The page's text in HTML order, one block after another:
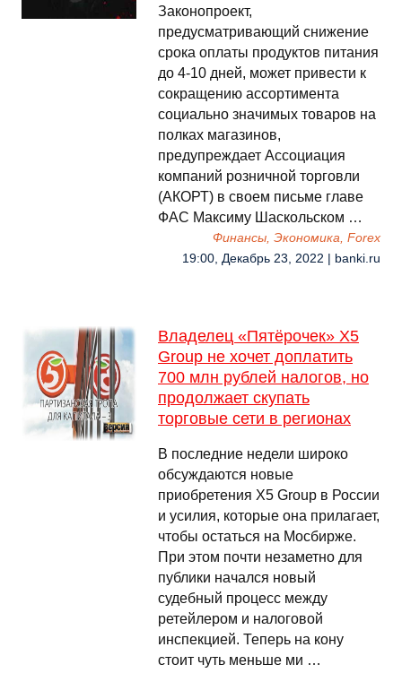
Законопроект,
предусматривающий снижение
срока оплаты продуктов питания
до 4-10 дней, может привести к
сокращению ассортимента
социально значимых товаров на
полках магазинов,
предупреждает Ассоциация
компаний розничной торговли
(АКОРТ) в своем письме главе
ФАС Максиму Шаскольском …
Финансы, Экономика, Forex
19:00, Декабрь 23, 2022 | banki.ru
Владелец «Пятёрочек» X5
Group не хочет доплатить
700 млн рублей налогов, но
продолжает скупать
торговые сети в регионах
В последние недели широко
обсуждаются новые
приобретения X5 Group в России
и усилия, которые она прилагает,
чтобы остаться на Мосбирже.
При этом почти незаметно для
публики начался новый
судебный процесс между
ретейлером и налоговой
инспекцией. Теперь на кону
стоит чуть меньше ми …